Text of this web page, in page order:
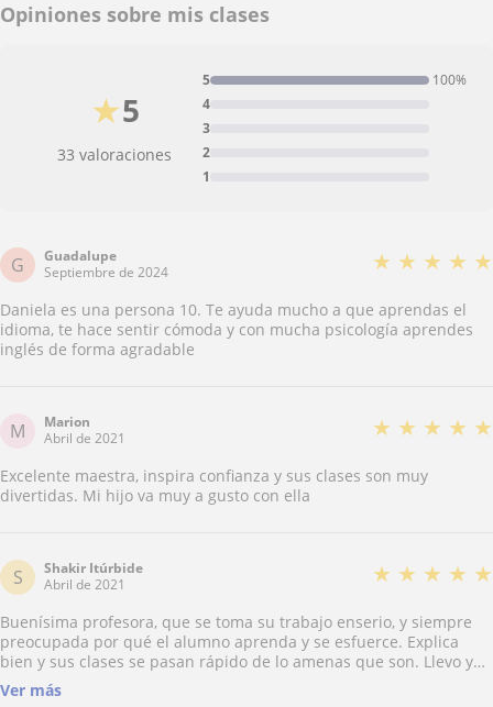
Opiniones sobre mis clases
5
★
33 valoraciones
1
2
3
4
5 100%
G
Guadalupe
Septiembre de 2024
★ ★ ★ ★ ★
Daniela es una persona 10. Te ayuda mucho a que aprendas el
idioma, te hace sentir cómoda y con mucha psicología aprendes
inglés de forma agradable
M
Marion
Abril de 2021
★ ★ ★ ★ ★
Excelente maestra, inspira confianza y sus clases son muy
divertidas. Mi hijo va muy a gusto con ella
S
Shakir Itúrbide
Abril de 2021
★ ★ ★ ★ ★
Buenísima profesora, que se toma su trabajo enserio, y siempre
preocupada por qué el alumno aprenda y se esfuerce. Explica
bien y sus clases se pasan rápido de lo amenas que son. Llevo ya
un tiempo con ella y poco a poco voy adquiriendo más
experiencias en el idioma del inglés, y más adelante el necesario
Ver más